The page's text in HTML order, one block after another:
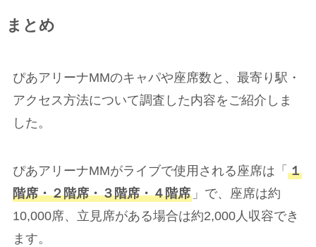
まとめ
ぴあアリーナMMのキャパや座席数と、最寄り駅・
アクセス方法について調査した内容をご紹介しま
した。
ぴあアリーナMMがライブで使用される座席は「 １
階席・２階席・３階席・４階席」で、座席は約
10,000席、立見席がある場合は約2,000人収容でき
ます。